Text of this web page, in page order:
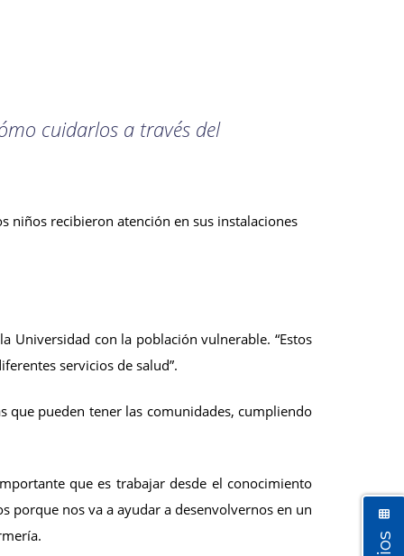
cuidarlos a través del
niños recibieron atención en sus instalaciones
Universidad con la población vulnerable. “Estos
servicios de salud”.
que pueden tener las comunidades, cumpliendo
que es trabajar desde el conocimiento
porque nos va a ayudar a desenvolvernos en un